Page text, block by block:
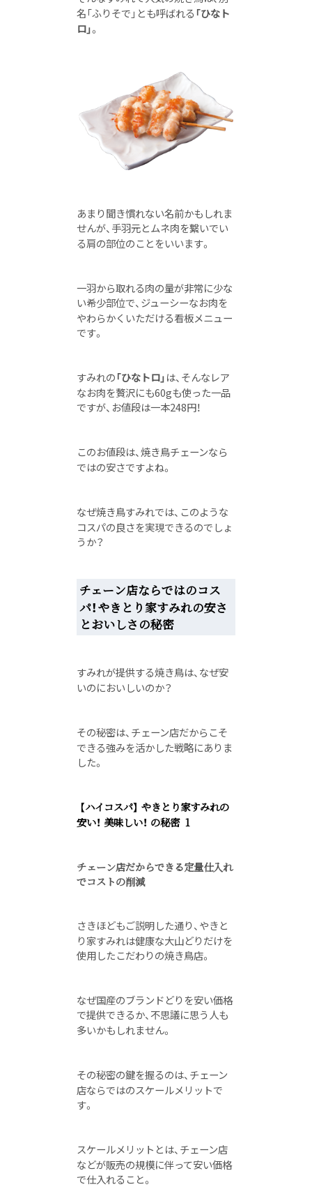
名「ふりそで」とも呼ばれる 「ひなト
ロ」。
あまり聞き慣れない名前かもしれま
せんが、手羽元とムネ肉を繋いでい
る肩の部位のことをいいます。
一羽から取れる肉の量が非常に少な
い希少部位で、ジューシーなお肉を
やわらかくいただける看板メニュー
です。
すみれの「ひなトロ」は、そんなレア
なお肉を贅沢にも60gも使った一品
ですが、お値段は一本248円！
このお値段は、焼き鳥チェーンなら
ではの安さですよね。
なぜ焼き鳥すみれでは、このような
コスパの良さを実現できるのでしょ
うか？
チェーン店ならではのコス
パ！やきとり家すみれの安さ
とおいしさの秘密
すみれが提供する焼き鳥は、なぜ安
いのにおいしいのか？
その秘密は、チェーン店だからこそ
できる強みを活かした戦略にありま
した。
【ハイコスパ】 やきとり家すみれの
安い！ 美味しい！ の秘密 1
チェーン店だからできる定量仕入れ
でコストの削減
さきほどもご説明した通り、やきと
り家すみれは健康な大山どりだけを
使用したこだわりの焼き鳥店。
なぜ国産のブランドどりを安い価格
で提供できるか、不思議に思う人も
多いかもしれません。
その秘密の鍵を握るのは、チェーン
店ならではのスケールメリットで
す。
スケールメリットとは、チェーン店
などが販売の規模に伴って安い価格
で仕入れること。